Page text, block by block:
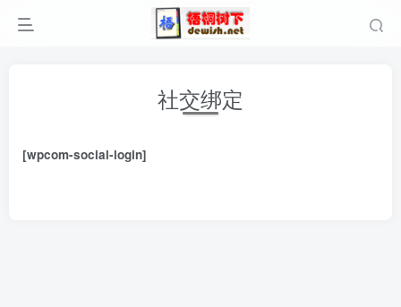
社交绑定
[wpcom-social-login]